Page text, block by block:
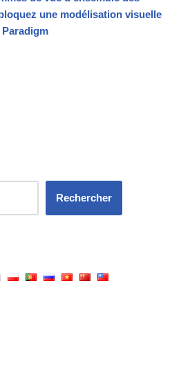
une modélisation visuelle
Rechercher